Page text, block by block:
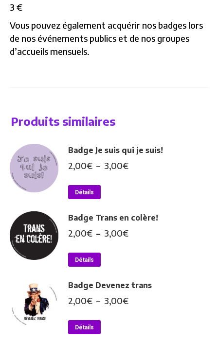
3 €
Vous pouvez également acquérir nos badges lors
de nos événements publics et de nos groupes
d’accueils mensuels.
Produits similaires
Badge Je suis qui je suis!
2,00€ – 3,00€Plage
à
3,00€
Détails
a
plusieurs
Les
options
peuvent
être
choisies
sur
la
Badge Trans en colère!
2,00€ – 3,00€Plage
à
3,00€
Détails
a
plusieurs
Les
options
Badge Devenez trans
2,00€ – 3,00€Plage
Détails